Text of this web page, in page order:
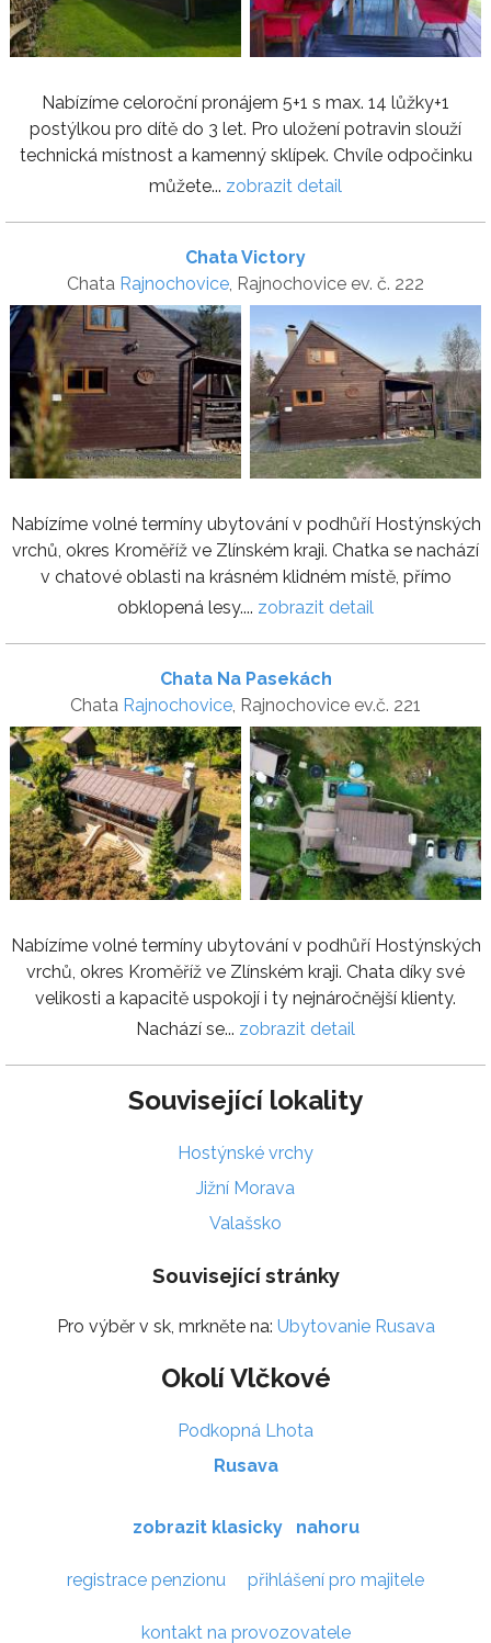
Nabízíme celoroční pronájem 5+1 s max. 14 lůžky+1
postýlkou pro dítě do 3 let. Pro uložení potravin slouží
technická místnost a kamenný sklípek. Chvíle odpočinku
můžete... zobrazit detail
Chata Victory
Chata Rajnochovice, Rajnochovice ev. č. 222
Nabízíme volné termíny ubytování v podhůří Hostýnských
vrchů, okres Kroměříž ve Zlínském kraji. Chatka se nachází
v chatové oblasti na krásném klidném místě, přímo
obklopená lesy.... zobrazit detail
Chata Na Pasekách
Chata Rajnochovice, Rajnochovice ev.č. 221
Nabízíme volné termíny ubytování v podhůří Hostýnských
vrchů, okres Kroměříž ve Zlínském kraji. Chata díky své
velikosti a kapacitě uspokojí i ty nejnáročnější klienty.
Nachází se... zobrazit detail
Související lokality
Hostýnské vrchy
Jižní Morava
Valašsko
Související stránky
Pro výběr v sk, mrkněte na: Ubytovanie Rusava
Okolí Vlčkové
Podkopná Lhota
Rusava
zobrazit klasicky nahoru
registrace penzionu přihlášení pro majitele
kontakt na provozovatele